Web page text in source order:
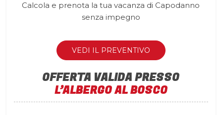
Calcola e prenota la tua vacanza di Capodanno
senza impegno
VEDI IL PREVENTIVO
OFFERTA VALIDA PRESSO
L’ALBERGO AL BOSCO